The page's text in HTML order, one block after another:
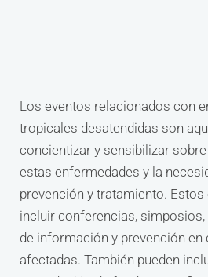
Los eventos relacionados con
tropicales desatendidas son
concientizar y sensibilizar
estas enfermedades y la
prevención y tratamiento. Estos
incluir conferencias,
de información y prevención en
afectadas. También pueden